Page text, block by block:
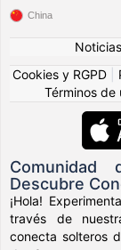
China
Noticias
Cookies y RGPD
Términos de
Comunidad
Descubre
¡Hola!
través de
conecta solteros